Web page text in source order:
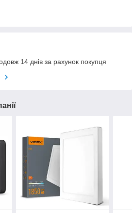
14 днів за рахунок покупця